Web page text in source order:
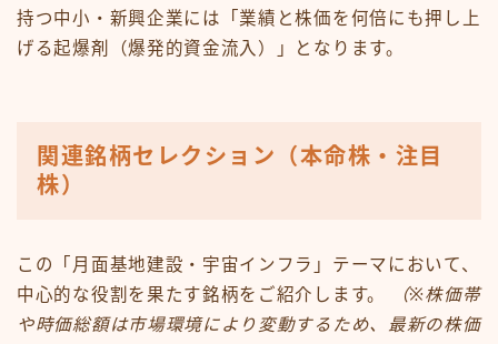
持つ中小・新興企業には「業績と株価を何倍にも押し上
げる起爆剤（爆発的資金流入）」となります。
関連銘柄セレクション（本命株・注目
株）
この「月面基地建設・宇宙インフラ」テーマにおいて、
中心的な役割を果たす銘柄をご紹介します。
（※株価帯
や時価総額は市場環境により変動するため、最新の株価